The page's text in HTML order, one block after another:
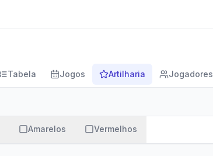
Tabela Jogos Artilharia Jogadores
Amarelos Vermelhos